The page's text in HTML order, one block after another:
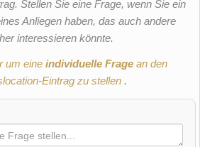
Stellen Sie eine Frage, wenn Sie ein
Anliegen haben, das auch andere
interessieren könnte.
um eineindividuelle Frage an den
Eintrag zu stellen .